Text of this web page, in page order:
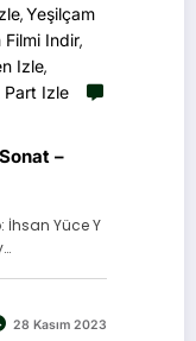
,Yeşilçam
Filmi Indir,
Izle,
Part Izle
–
İhsan Yüce Y
28 Kasım 2023